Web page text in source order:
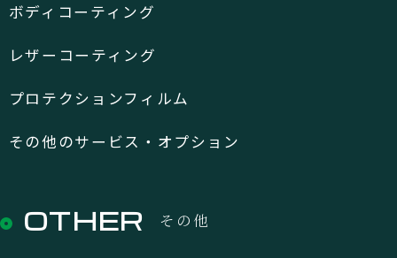
ボディコーティング
レザーコーティング
プロテクションフィルム
その他のサービス・オプション
OTHER その他